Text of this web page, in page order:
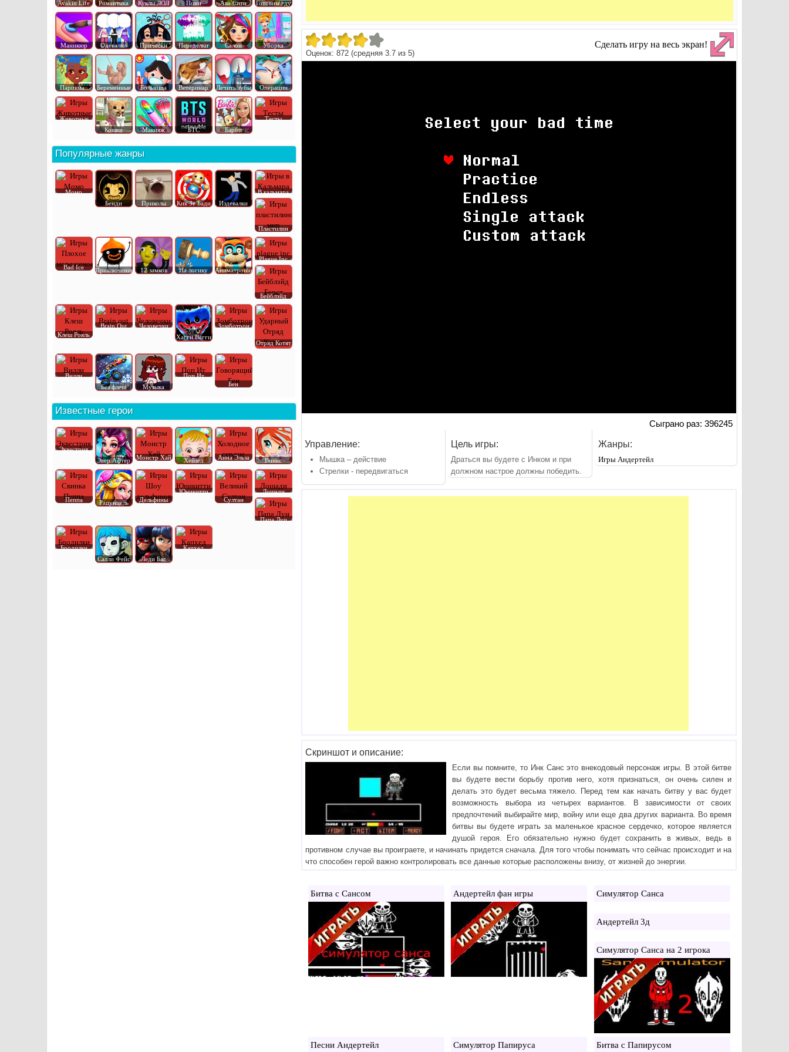
Оценок:872 (средняя3.7 из5)
Сделать игру на весь экран!
Сыграно раз: 396245
Управление:
Мышка – действие
Стрелки - передвигаться
Цель игры:
Драться вы будете с Инком и при
должном настрое должны победить.
Жанры:
Игры Андертейл
Скриншот и описание:
Если вы помните, то Инк Санс это внекодовый персонаж игры. В этой битве
вы будете вести борьбу против него, хотя признаться, он очень силен и
делать это будет весьма тяжело. Перед тем как начать битву у вас будет
возможность выбора из четырех вариантов. В зависимости от своих
предпочтений выбирайте мир, войну или еще два других варианта. Во время
битвы вы будете играть за маленькое красное сердечко, которое является
душой героя. Его обязательно нужно будет сохранить в живых, ведь в
противном случае вы проиграете, и начинать придется сначала. Для того чтобы понимать что сейчас происходит и на
что способен герой важно контролировать все данные которые расположены внизу, от жизней до энергии.
Битва с Сансом Андертейл фан игры Симулятор Санса
Андертейл 3д
Симулятор Санса на 2 игрока
Песни Андертейл Симулятор Папируса Битва с Папирусом
Avakin Life Романтика Куклы ЛОЛ Пони Ава Сити Готовим еду
Маникюр Одевалки Прически Переделки Салон Уборка
Парикма.. Беременные Больница Ветеринар Лечить зубы Операции
Животные
Кошки
Макияж БТС Барби
Тесты
Популярные жанры
Момо
Бенди
Приколы Кик Зе Бади Издевалки
В кальмара
Пластилин
Bad Ice Приключения 12 замков На логику Аниматроник
Plague Inc
Бейблэйд
Клеш Рояль
Brain Out
Человечки
Хагги Вагги
Зомботрон
Отряд Котят
Вилли
Без флеш
Музыка
Поп Ит
Бен
Известные герои
Эквестрия
Эвер Афтер
Монстр Хай Хейзел Анна Эльза Винкс
Пеппа Рапунцель Дельфины
Юникитти
Султан
Лошади
Папа Луи
Бродилки
Салли Фейс
Леди Баг
Капхед